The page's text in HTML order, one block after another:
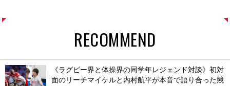
RECOMMEND
《ラグビー界と体操界の同学年レジェンド対談》初対
面のリーチマイケルと内村航平が本音で語り合った競